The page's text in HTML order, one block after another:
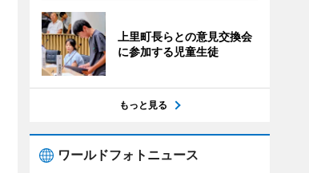
上里町長らとの意見交換会
に参加する児童生徒
もっと見る
ワールドフォトニュース